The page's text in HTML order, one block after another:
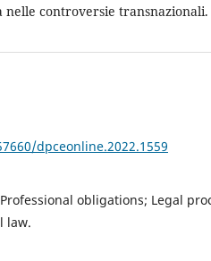
nelle controversie
dpceonline.2022.1559
obligations; Legal
law.